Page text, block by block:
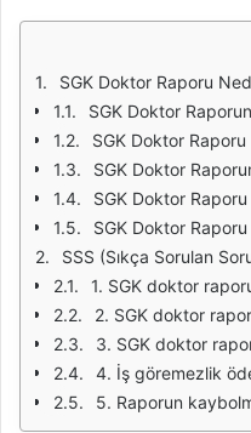
SGK Doktor Raporu
SGK Doktor
SGK Doktor Raporu
SGK Doktor
SGK Doktor
SGK Doktor Raporu
SSS (Sıkça Sorulan
1. SGK doktor
2. SGK doktor
3. SGK doktor raporu
4. İş göremezlik
5. Raporun